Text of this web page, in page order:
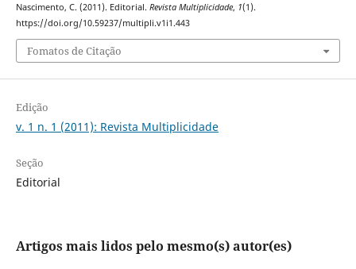
Nascimento, C. (2011). Editorial. Revista Multiplicidade, 1(1).
https://doi.org/10.59237/multipli.v1i1.443
Fomatos de Citação
Edição
v. 1 n. 1 (2011): Revista Multiplicidade
Seção
Editorial
Artigos mais lidos pelo mesmo(s) autor(es)